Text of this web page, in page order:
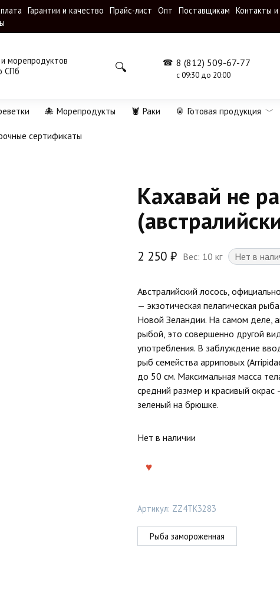
Гарантии и качество Прайс-лист Опт Поставщикам Контакты
морепродуктов
СПб
8 (812) 509-67-77
с 09:30 до 20:00
🐙 Морепродукты 🦞 Раки 🥫 Готовая продукция
сертификаты
Кахавай не
2 250 ₽ Вес: 10 кг Нет в
Австралийский лосось,
— экзотическая пелагическая
Новой Зеландии. На самом деле,
рыбой, это совершенно другой
употребления. В заблуждение
рыб семейства арриповых
до 50 см. Максимальная масса
средний размер и красивый
зеленый на брюшке.
Нет в наличии
Артикул: ZZ4TK3283
Рыба замороженная